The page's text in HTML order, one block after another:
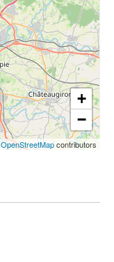
+
−
OpenStreetMapcontributors